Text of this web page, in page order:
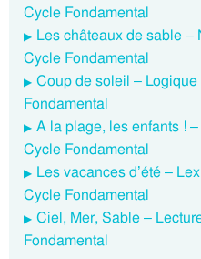
Cycle Fondamental
Les châteaux de sable –
Cycle Fondamental
Coup de soleil –
Fondamental
A la plage, les enfants !
Cycle Fondamental
Les vacances d’été –
Cycle Fondamental
Ciel, Mer, Sable –
Fondamental